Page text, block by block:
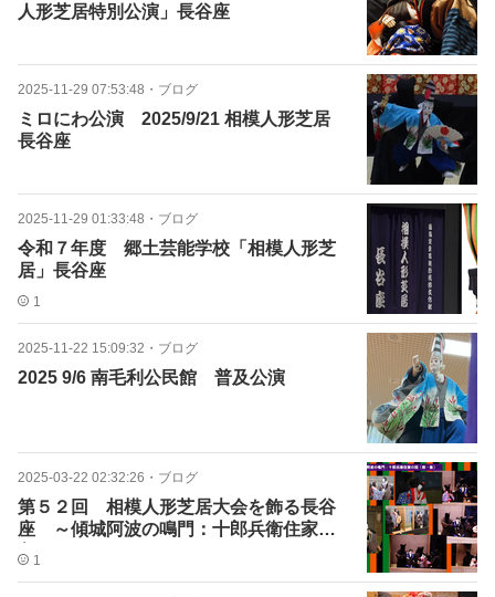
人形芝居特別公演」長谷座
2025-11-29 07:53:48 ・ ブログ
ミロにわ公演 2025/9/21 相模人形芝居
長谷座
2025-11-29 01:33:48 ・ ブログ
令和７年度 郷土芸能学校「相模人形芝
居」長谷座
1
2025-11-22 15:09:32 ・ ブログ
2025 9/6 南毛利公民館 普及公演
2025-03-22 02:32:26 ・ ブログ
第５２回 相模人形芝居大会を飾る長谷
座 ～傾城阿波の鳴門：十郎兵衛住家の
段～
1